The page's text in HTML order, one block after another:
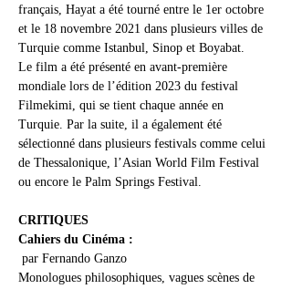
français, Hayat a été tourné entre le 1er octobre
et le 18 novembre 2021 dans plusieurs villes de
Turquie comme Istanbul, Sinop et Boyabat.
Le film a été présenté en avant-première
mondiale lors de l’édition 2023 du festival
Filmekimi, qui se tient chaque année en
Turquie. Par la suite, il a également été
sélectionné dans plusieurs festivals comme celui
de Thessalonique, l’Asian World Film Festival
ou encore le Palm Springs Festival.
CRITIQUES
Cahiers du Cinéma :
par Fernando Ganzo
Monologues philosophiques, vagues scènes de